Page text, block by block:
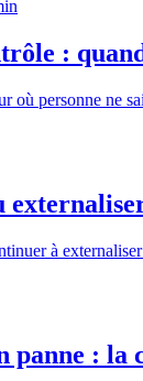
:
où personne ne
à
: la